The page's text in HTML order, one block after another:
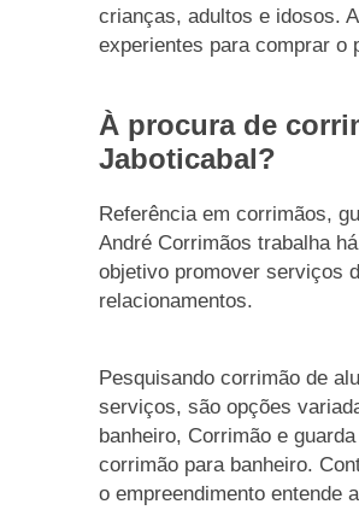
crianças, adultos e idosos.
experientes para comprar o
À procura de
Jaboticabal?
Referência em corrimãos,
André Corrimãos trabalha
objetivo promover serviços
relacionamentos.
Pesquisando corrimão de
serviços, são opções
banheiro, Corrimão e
corrimão para banheiro.
o empreendimento entende